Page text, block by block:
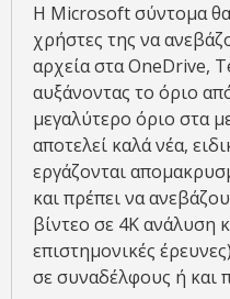
Η Microsoft σύντομα
χρήστες της να
αρχεία στα OneDrive,
αυξάνοντας το όριο
μεγαλύτερο όριο στα
αποτελεί καλά νέα,
εργάζονται
και πρέπει να
βίντεο σε 4K ανάλυση
επιστημονικές
σε συναδέλφους ή και